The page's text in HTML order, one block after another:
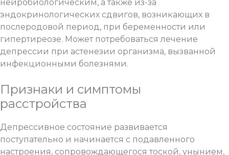
нейробиологическим, а также из-за
эндокринологических сдвигов, возникающих в
послеродовой период, при беременности или
гипертиреозе. Может потребоваться лечение
депрессии при астенезии организма, вызванной
инфекционными болезнями.
Признаки и симптомы
расстройства
Депрессивное состояние развивается
поступательно и начинается с подавленного
настроения, сопровождающегося тоской, унынием,